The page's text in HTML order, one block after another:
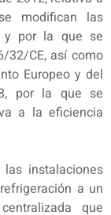
modifican las
y por la que se
32/CE, así como
Europeo y del
por la que se
a la eficiencia
instalaciones
a un
que